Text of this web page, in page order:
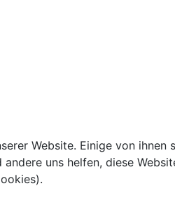
Website. Einige von ihnen
andere uns helfen, diese